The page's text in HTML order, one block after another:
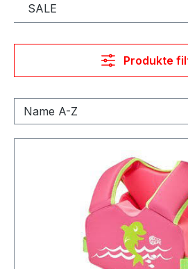
SALE
Produkte